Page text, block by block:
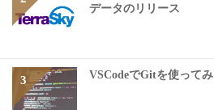
データのリリース
VSCodeでGitを使ってみ